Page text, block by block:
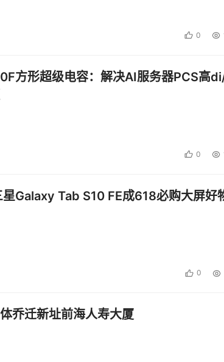
兴趣交友社区。所以非常注重个人用户获取粉丝
些资料。因为产品新上线，在运营上采取了内容输
统
个绝佳的机会。笔者在前几天新注册并登陆后，尝
、微信、头条当初上线之初的情景，这个机会非
0
方形超级电容：解决AI服务器PCS高
0
Galaxy Tab S10 FE成618必购大屏好
0
乔迁新址前海人寿大厦